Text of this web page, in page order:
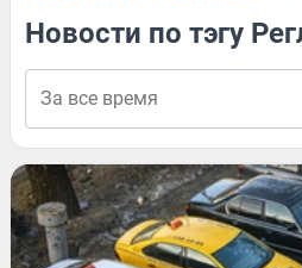
Новости по тэгу